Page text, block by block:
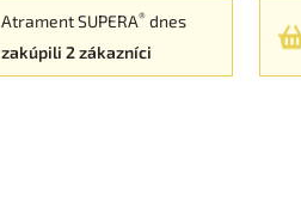
Atrament SUPERA® dnes
zakúpili 2 zákazníci